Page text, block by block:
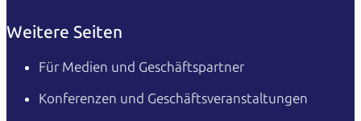
Weitere Seiten
Für Medien und Geschäftspartner
Konferenzen und Geschäftsveranstaltungen